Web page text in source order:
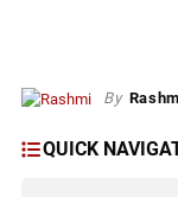
QUICK